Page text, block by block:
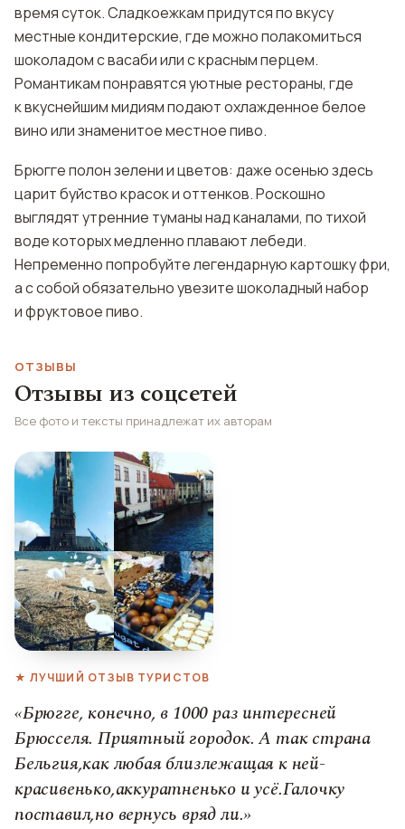
время суток. Сладкоежкам придутся по вкусу
местные кондитерские, где можно полакомиться
шоколадом с васаби или с красным перцем.
Романтикам понравятся уютные рестораны, где
к вкуснейшим мидиям подают охлажденное белое
вино или знаменитое местное пиво.
Брюгге полон зелени и цветов: даже осенью здесь
царит буйство красок и оттенков. Роскошно
выглядят утренние туманы над каналами, по тихой
воде которых медленно плавают лебеди.
Непременно попробуйте легендарную картошку фри,
а с собой обязательно увезите шоколадный набор
и фруктовое пиво.
ОТЗЫВЫ
Отзывы из соцсетей
Все фото и тексты принадлежат их авторам
★ ЛУЧШИЙ ОТЗЫВ ТУРИСТОВ
«Брюгге, конечно, в 1000 раз интересней
Брюсселя. Приятный городок. А так страна
Бельгия,как любая близлежащая к ней-
красивенько,аккуратненько и усё.Галочку
поставил,но вернусь вряд ли.»